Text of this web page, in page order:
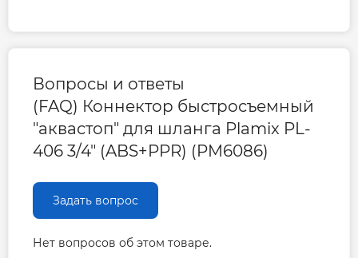
Вопросы и ответы
(FAQ) Коннектор быстросъемный
"аквастоп" для шланга Plamix PL-
406 3/4" (ABS+PPR) (PM6086)
Задать вопрос
Нет вопросов об этом товаре.